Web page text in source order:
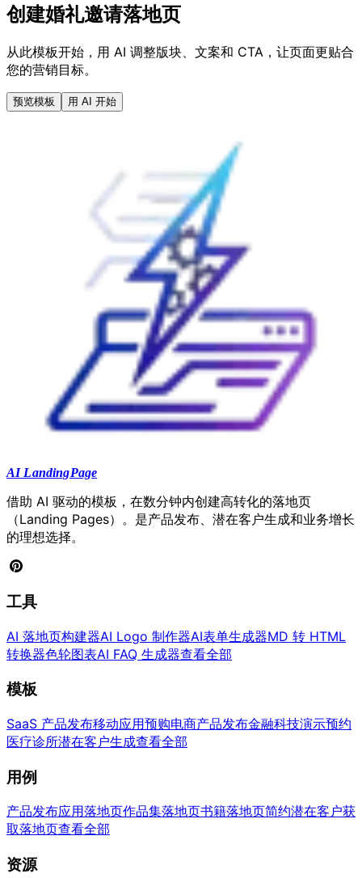
创建婚礼邀请落地页
从此模板开始，用 AI 调整版块、文案和 CTA，让页面更贴合
您的营销目标。
预览模板 用 AI 开始
AI LandingPage
借助 AI 驱动的模板，在数分钟内创建高转化的落地页
（Landing Pages）。是产品发布、潜在客户生成和业务增长
的理想选择。
工具
AI 落地页构建器AI Logo 制作器AI表单生成器MD 转 HTML
转换器色轮图表AI FAQ 生成器查看全部
模板
SaaS 产品发布移动应用预购电商产品发布金融科技演示预约
医疗诊所潜在客户生成查看全部
用例
产品发布应用落地页作品集落地页书籍落地页简约潜在客户获
取落地页查看全部
资源